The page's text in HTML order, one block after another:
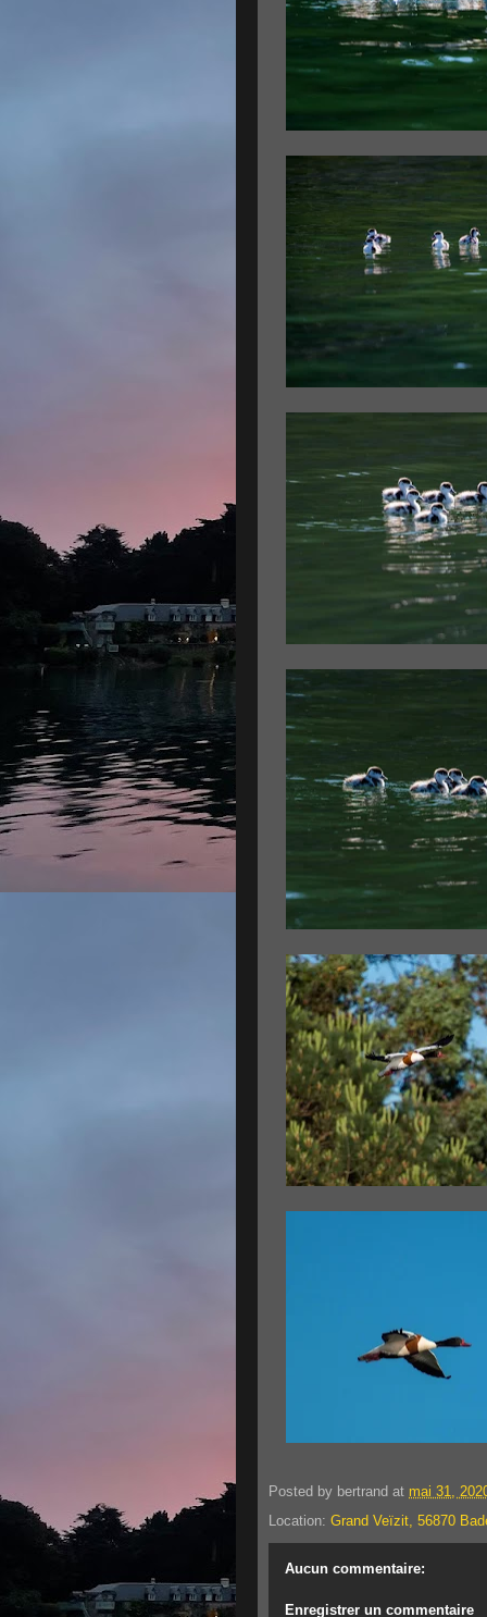
Posted by bertrand at mai 31,
Location: Grand Veïzit, 56870
Aucun commentaire:
Enregistrer un commentaire